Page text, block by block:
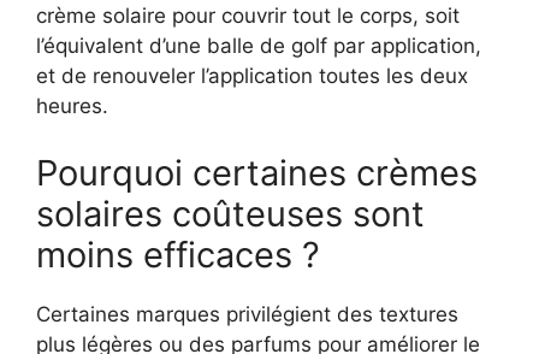
crème solaire pour couvrir tout le corps, soit
l’équivalent d’une balle de golf par application,
et de renouveler l’application toutes les deux
heures.
Pourquoi certaines crèmes
solaires coûteuses sont
moins efficaces ?
Certaines marques privilégient des textures
plus légères ou des parfums pour améliorer le